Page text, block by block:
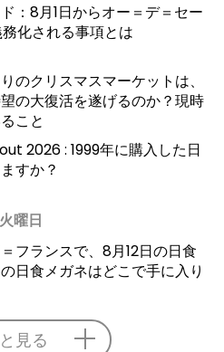
：8月1日からオー＝デ＝セー
化される事項とは
のクリスマスマーケットは、
の大復活を遂げるのか？現時
こと
2026 : 1999年に購入した日
すか？
火曜日
フランスで、8月12日の日食
日食メガネはどこで手に入り
見る